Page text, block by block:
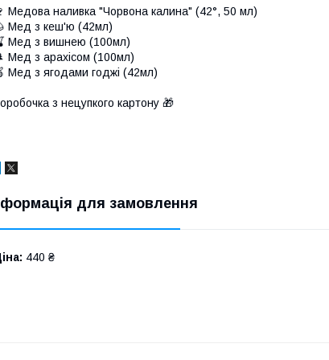
Медова наливка "Чорвона калина" (42°, 50 мл)
Мед з кеш'ю (42мл)
Мед з вишнею (100мл)
Мед з арахісом (100мл)
Мед з ягодами годжі (42мл)
з нецупкого картону 🎁
для замовлення
440 ₴